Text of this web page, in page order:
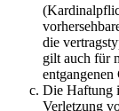
die
gilt auch für
Die Haftung
Verletzung